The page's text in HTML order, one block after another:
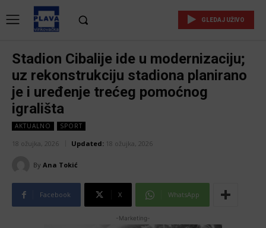
GLEDAJ UŽIVO
Stadion Cibalije ide u modernizaciju;
uz rekonstrukciju stadiona planirano
je i uređenje trećeg pomoćnog
igrališta
AKTUALNO SPORT
18 ožujka, 2026 Updated: 18 ožujka, 2026
By Ana Tokić
Facebook X WhatsApp
-Marketing-